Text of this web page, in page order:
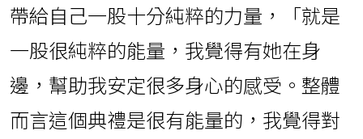
帶給自己一股十分純粹的力量，「就是
一股很純粹的能量，我覺得有她在身
邊，幫助我安定很多身心的感受。整體
而言這個典禮是很有能量的，我覺得對